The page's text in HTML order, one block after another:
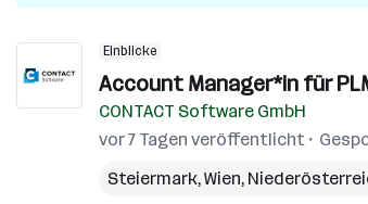
Einblicke
Account Manager*in für
CONTACT Software GmbH
vor 7 Tagen veröffentlicht
Steiermark,Wien,